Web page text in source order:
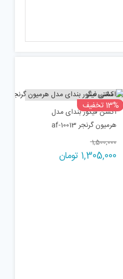
13% تخفیف
اکشن فیگور بندای مدل
هرمیون گرنجر af-10013
1,500,000
price1,305,000 تومان